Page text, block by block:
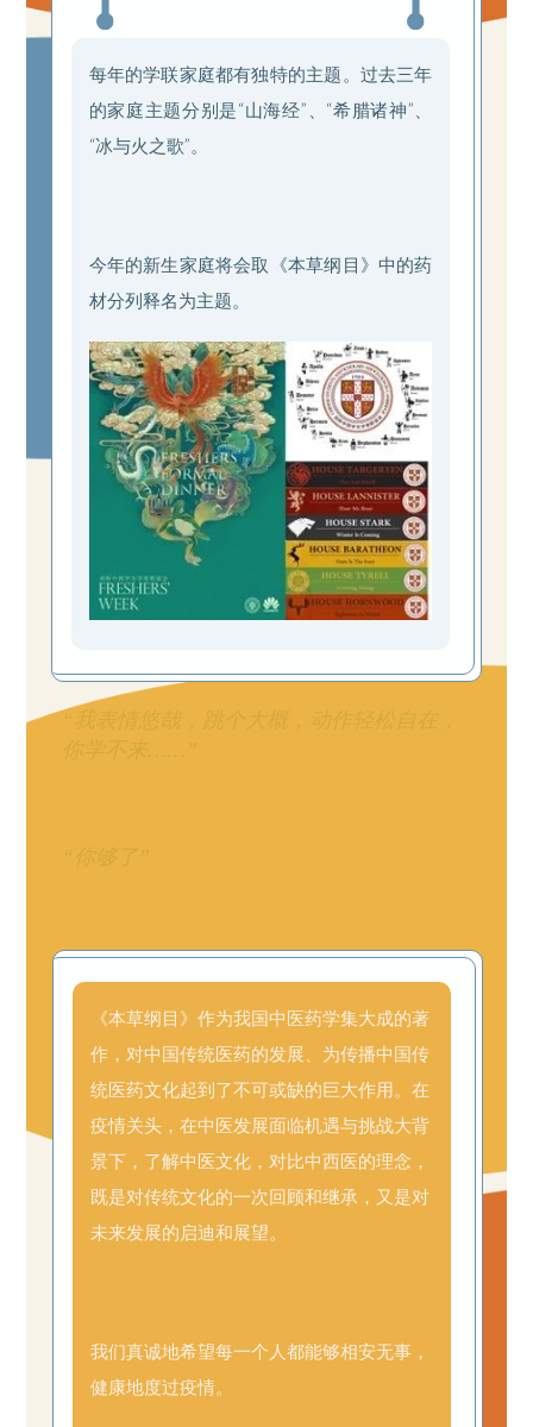
每年的学联家庭都有独特的主题。过去三年
的家庭主题分别是“山海经”、“希腊诸神”、
“冰与火之歌”。
今年的新生家庭将会取《本草纲目》中的药
材分列释名为主题。
《本草纲目》作为我国中医药学集大成的著
作，对中国传统医药的发展、为传播中国传
统医药文化起到了不可或缺的巨大作用。在
疫情关头，在中医发展面临机遇与挑战大背
景下，了解中医文化，对比中西医的理念，
既是对传统文化的一次回顾和继承，又是对
未来发展的启迪和展望。
我们真诚地希望每一个人都能够相安无事，
健康地度过疫情。